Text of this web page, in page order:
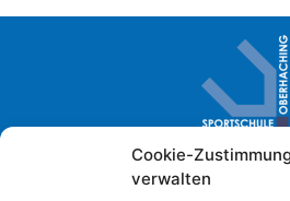
Cookie-
verwalten
Sportschule Oberhaching · Im Loh 2